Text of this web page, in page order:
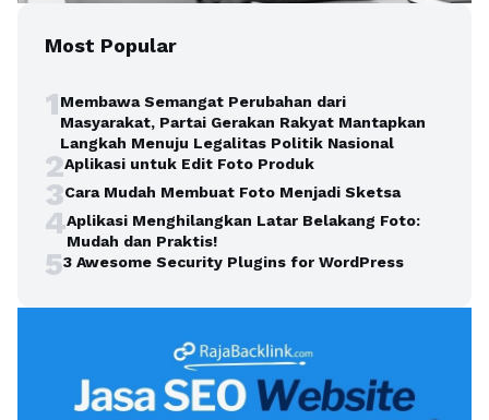
Most Popular
1Membawa Semangat Perubahan dari
Masyarakat, Partai Gerakan Rakyat Mantapkan
Langkah Menuju Legalitas Politik Nasional
2Aplikasi untuk Edit Foto Produk
3Cara Mudah Membuat Foto Menjadi Sketsa
4Aplikasi Menghilangkan Latar Belakang Foto:
Mudah dan Praktis!
53 Awesome Security Plugins for WordPress